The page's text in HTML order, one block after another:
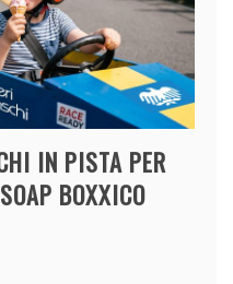
IN PISTA PER
BOXXICO